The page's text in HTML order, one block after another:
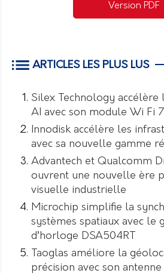
Version PDF
ARTICLES LES PLUS LUS
Silex Technology accélère
AI avec son module Wi Fi 7
Innodisk accélère les
avec sa nouvelle gamme
Advantech et Qualcomm
ouvrent une nouvelle ère
visuelle industrielle
Microchip simplifie la
systèmes spatiaux avec le
d’horloge DSA504RT
Taoglas améliore la
précision avec son antenne